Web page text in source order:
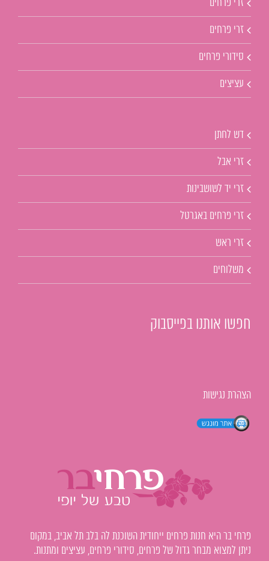
זרי פרחים
זרי פרחים
סידורי פרחים
עציצים
דש לחתן
זרי אבל
זרי יד לשושבינות
זרי פרחים באגרטל
זרי ראש
משלוחים
חפשו אותנו בפייסבוק
הצהרת נגישות
פרחי בר היא חנות פרחים ייחודית השוכנת לה בלב תל אביב, במקום
ניתן למצוא מבחר גדול של פרחים, סידורי פרחים, עציצים ומתנות.